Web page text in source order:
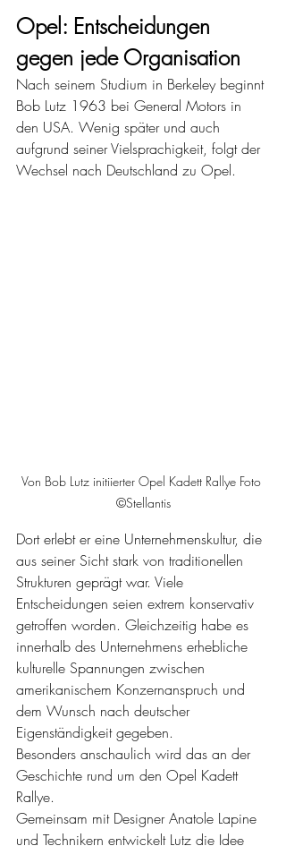
Opel: Entscheidungen
gegen jede Organisation
Nach seinem Studium in Berkeley beginnt
Bob Lutz 1963 bei General Motors in
den USA. Wenig später und auch
aufgrund seiner Vielsprachigkeit, folgt der
Wechsel nach Deutschland zu Opel.
Von Bob Lutz initiierter Opel Kadett Rallye Foto
©Stellantis
Dort erlebt er eine Unternehmenskultur, die
aus seiner Sicht stark von traditionellen
Strukturen geprägt war. Viele
Entscheidungen seien extrem konservativ
getroffen worden. Gleichzeitig habe es
innerhalb des Unternehmens erhebliche
kulturelle Spannungen zwischen
amerikanischem Konzernanspruch und
dem Wunsch nach deutscher
Eigenständigkeit gegeben.
Besonders anschaulich wird das an der
Geschichte rund um den Opel Kadett
Rallye.
Gemeinsam mit Designer Anatole Lapine
und Technikern entwickelt Lutz die Idee